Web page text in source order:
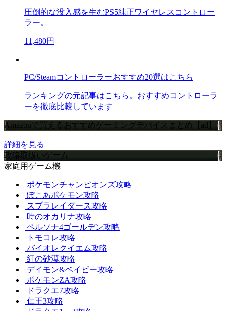
圧倒的な没入感を生むPS5純正ワイヤレスコントロー
ラー。
11,480円
PC/Steamコントローラーおすすめ20選はこちら
ランキングの元記事はこちら。おすすめコントローラ
ーを徹底比較しています
Amazonで買えるおすすめゲーミングデバイスまとめ【ad】
詳細を見る
攻略取扱いゲーム
家庭用ゲーム機
ポケモンチャンピオンズ攻略
ぽこあポケモン攻略
スプラレイダース攻略
時のオカリナ攻略
ペルソナ4ゴールデン攻略
トモコレ攻略
バイオレクイエム攻略
紅の砂漠攻略
デイモン&ベイビー攻略
ポケモンZA攻略
ドラクエ7攻略
仁王3攻略